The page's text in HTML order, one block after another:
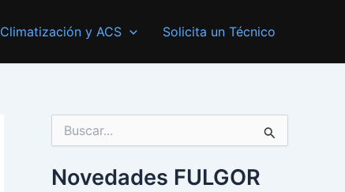
Climatización y ACS Solicita un Técnico
c
aNovedades FULGOR